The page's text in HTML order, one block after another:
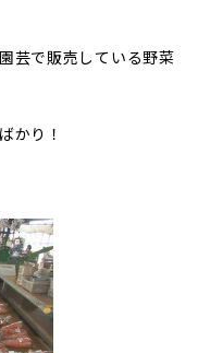
芸で販売している野菜
かり！